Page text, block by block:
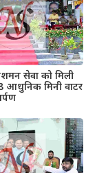
सेवा को मिली
आधुनिक मिनी वाटर